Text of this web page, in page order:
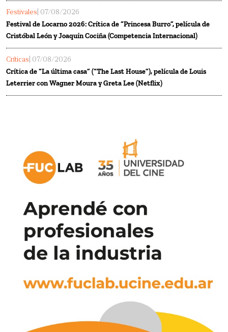
Festivales | 07/08/2026
Festival de Locarno 2026: Crítica de “Princesa Burro”, película de
Cristóbal León y Joaquín Cociña (Competencia Internacional)
Críticas | 07/08/2026
Crítica de “La última casa” (“The Last House”), película de Louis
Leterrier con Wagner Moura y Greta Lee (Netflix)